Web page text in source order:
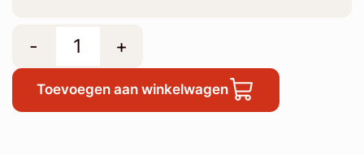
- +
Toevoegen aan winkelwagen